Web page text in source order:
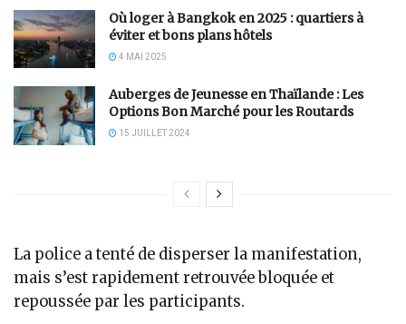
Où loger à Bangkok en 2025 : quartiers à
éviter et bons plans hôtels
4 MAI 2025
Auberges de Jeunesse en Thaïlande : Les
Options Bon Marché pour les Routards
15 JUILLET 2024
La police a tenté de disperser la manifestation,
mais s’est rapidement retrouvée bloquée et
repoussée par les participants.